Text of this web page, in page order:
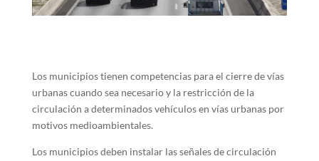
Los municipios tienen competencias para el cierre de vías
urbanas cuando sea necesario y la restricción de la
circulación a determinados vehículos en vías urbanas por
motivos medioambientales.
Los municipios deben instalar las señales de circulación